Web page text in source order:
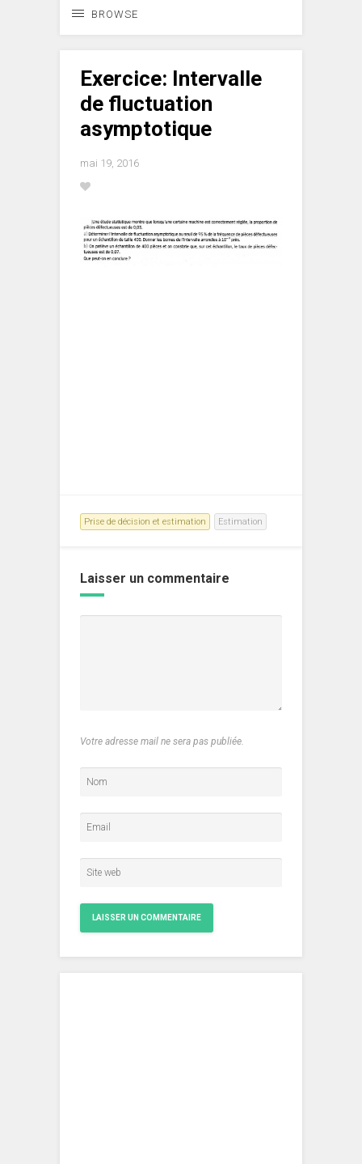
BROWSE
Exercice: Intervalle
de fluctuation
asymptotique
mai 19, 2016
Prise de décision et estimation Estimation
Laisser un commentaire
Votre adresse mail ne sera pas publiée.